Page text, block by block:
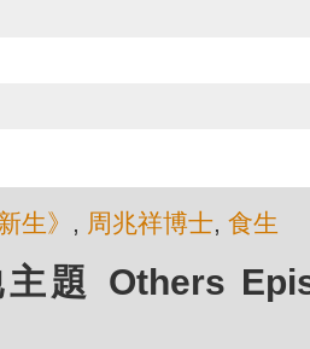
生》 , 周兆祥博士, 食生
題 Others